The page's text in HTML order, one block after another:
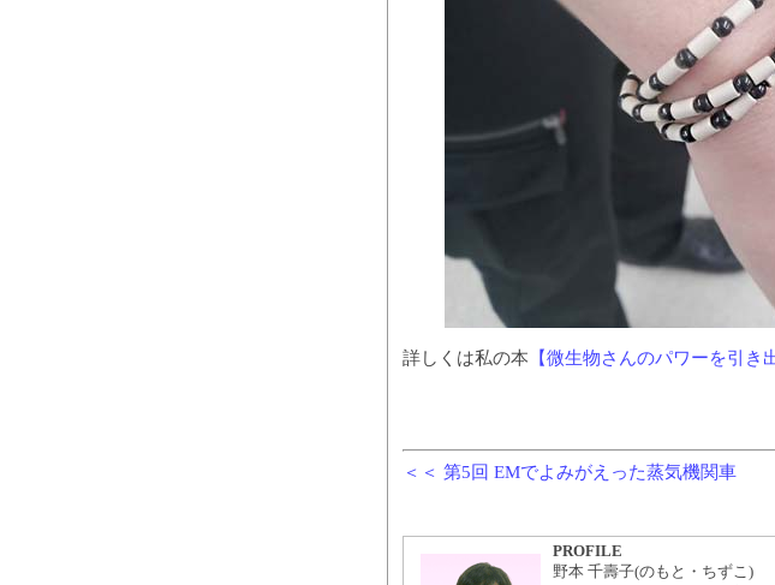
詳しくは私の本 【微生物さんのパワーを引き
＜＜ 第5回 EMでよみがえった蒸気機関車
PROFILE
野本 千壽子(のもと・ちずこ)